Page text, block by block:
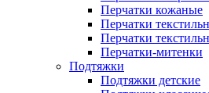
Перчатки кожаные
Перчатки
Перчатки
Перчатки-митенки
Подтяжки
Подтяжки детские